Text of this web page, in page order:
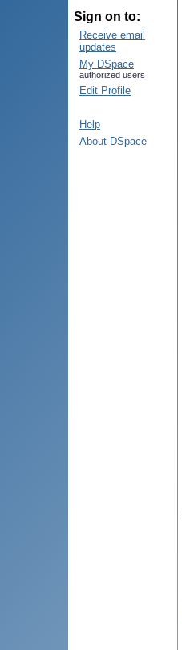
Sign on to:
Receive email
updates
My DSpace
authorized users
Edit Profile
Help
About DSpace